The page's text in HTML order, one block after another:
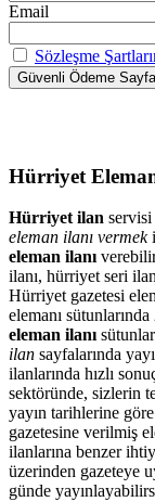
Email
Sözleşme
Hürriyet
Hürriyet ilan
eleman ilanı vermek
eleman ilanı
ilanı, hürriyet seri
Hürriyet gazetesi
elemanı
eleman ilanı
ilan sayfalarında
ilanlarında hızlı
sektöründe, sizlerin
yayın tarihlerine
gazetesine verilmiş
ilanlarına benzer
üzerinden gazeteye
günde